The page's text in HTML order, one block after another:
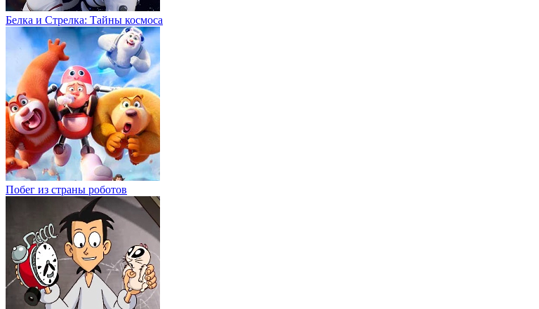
Белка и Стрелка: Тайны космоса
Побег из страны роботов